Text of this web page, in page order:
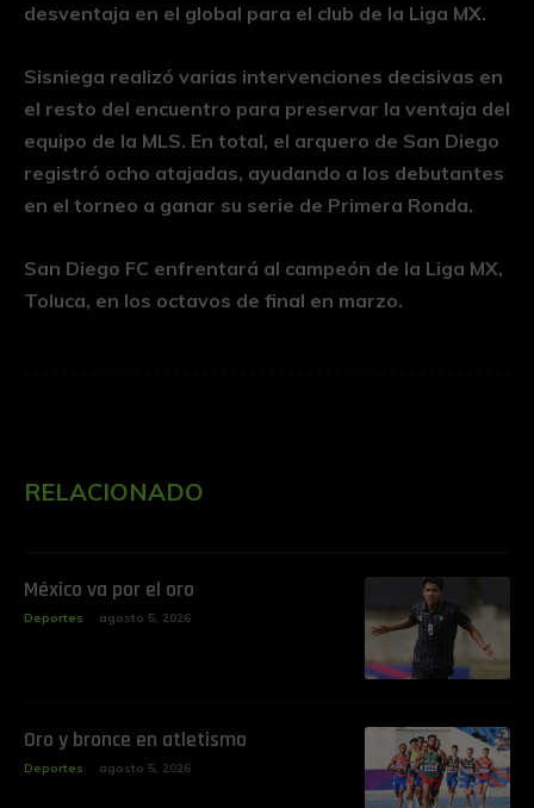
desventaja en el global para el club de la Liga MX.
Sisniega realizó varias intervenciones decisivas en
el resto del encuentro para preservar la ventaja del
equipo de la MLS. En total, el arquero de San Diego
registró ocho atajadas, ayudando a los debutantes
en el torneo a ganar su serie de Primera Ronda.
San Diego FC enfrentará al campeón de la Liga MX,
Toluca, en los octavos de final en marzo.
RELACIONADO
‎México va por el oro
Deportes agosto 5, 2026
‎Oro y bronce en atletismo
Deportes agosto 5, 2026